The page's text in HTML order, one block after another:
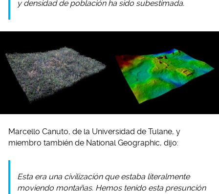
y densidad de población ha sido subestimada.
Marcello Canuto, de la Universidad de Tulane, y
miembro también de National Geographic, dijo:
Esta era una civilización que estaba literalmente
moviendo montañas. Hemos tenido esta presunción